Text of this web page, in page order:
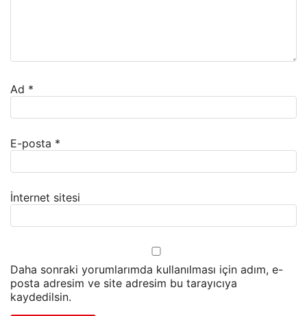
Ad *
E-posta *
İnternet sitesi
Daha sonraki yorumlarımda kullanılması için adım, e-
posta adresim ve site adresim bu tarayıcıya
kaydedilsin.